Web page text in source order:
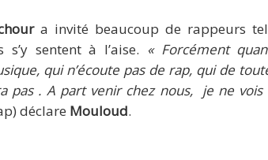
a invité beaucoup de rappeurs
sentent à l’aise. « Forcément
qui n’écoute pas de rap, qui de
pas . A part venir chez nous, je ne vois
déclare Mouloud.